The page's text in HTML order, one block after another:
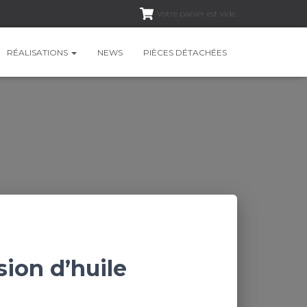
Votre panier est vide.
RÉALISATIONS NEWS PIÈCES DÉTACHÉES
d’huile